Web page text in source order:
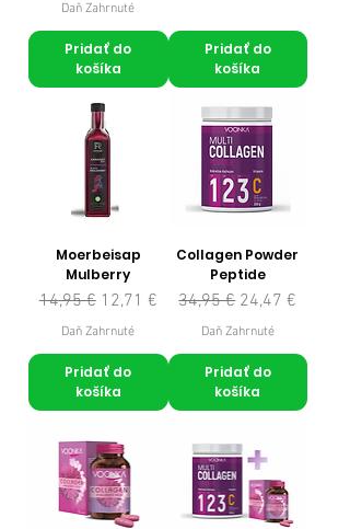
Daň Zahrnuté
Pridať do
košíka
Pridať do
košíka
Moerbeisap
Mulberry
Normálna cena
14,95 € Zľavnená cena
12,71 €
Daň Zahrnuté
Pridať do
košíka
Collagen Powder
Peptide
Normálna cena
34,95 € Zľavnená cena
24,47 €
Daň Zahrnuté
Pridať do
košíka